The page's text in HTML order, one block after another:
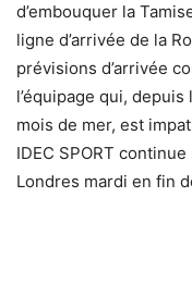
d’embouquer la
ligne d’arrivée de la
prévisions d’arrivée
l’équipage qui,
mois de mer, est
IDEC SPORT
Londres mardi en fin